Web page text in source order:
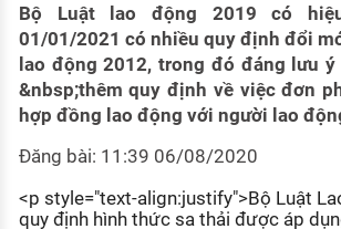
CÔNG TY
Danh sách nhà tuyển dụng
Nhà tuyển dụng hàng đầu
Mẫu CV đơn giản
Mẫu CV hiện đại
Bảo hiểm và phúc lợi
Thuế thu nhập
Hồ sơ biểu mẫu
KHÁM PHÁ NGHỀ NGHIỆP
Bộ Luật lao động 2019 có
01/01/2021 có nhiều quy định đổi
lao động 2012, trong đó đáng lưu
&nbsp;thêm quy định về việc đơn
hợp đồng lao động với người lao
Đăng bài: 11:39 06/08/2020
<p style="text-align:justify">Bộ Luật
quy định hình thức sa thải được áp